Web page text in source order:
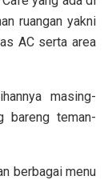
ruangan yakni
AC serta area
masing-
bareng teman-
berbagai menu